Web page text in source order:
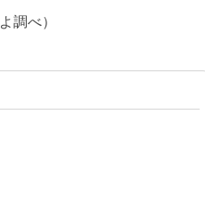
調べ）